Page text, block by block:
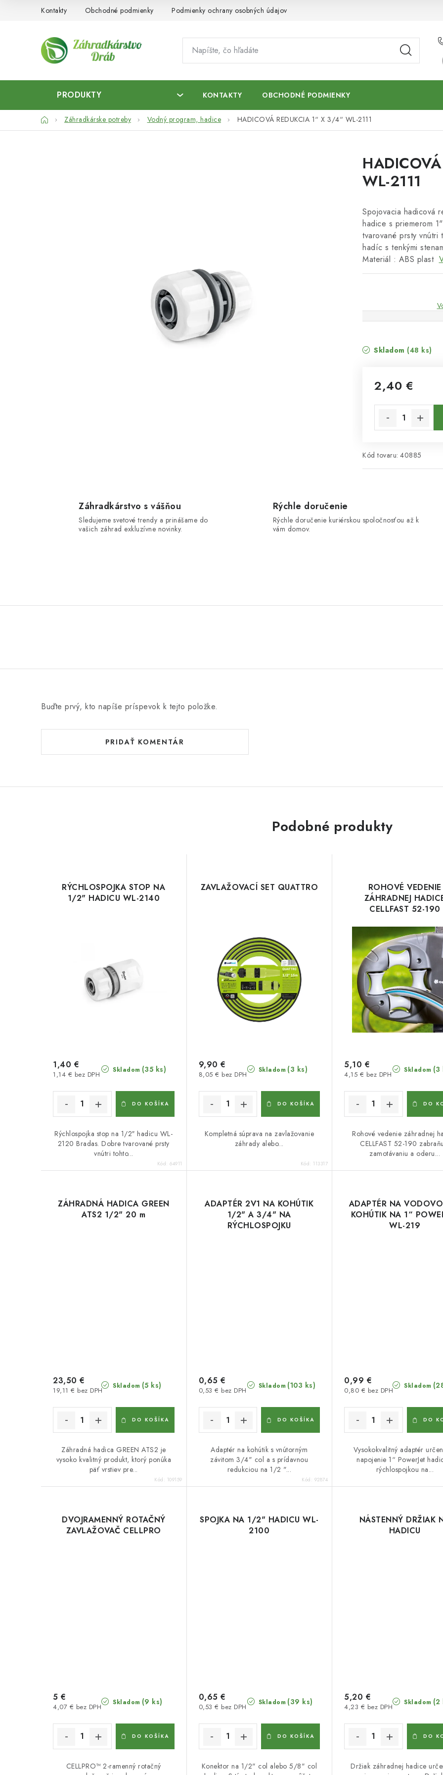
Kontakty Obchodné podmienky Podmienky ochrany osobných údajov
PRODUKTY KONTAKTY OBCHODNÉ PODMIENKY
DomovZáhradkárske potreby Vodný program, hadice HADICOVÁ REDUKCIA 1“ X 3/4“ WL-2111
WL-2111
Spojovacia hadicová
hadice s priemerom
tvarované prsty
hadíc s tenkými
Materiál : ABS plast
Skladom (48 ks)
2,40 €
Kód tovaru: 40885
Záhradkárstvo s vášňou
Sledujeme svetové trendy a prinášame do
vašich záhrad exkluzívne novinky.
Rýchle doručenie
Rýchle doručenie kuriérskou spoločnosťou až k
vám domov.
Buďte prvý, kto napíše príspevok k tejto položke.
PRIDAŤ KOMENTÁR
Podobné produkty
RÝCHLOSPOJKA STOP NA
1/2" HADICU WL-2140
Skladom (35 ks)
1,14 € bez DPH
1,40 €
DO KOŠÍKA
Rýchlospojka stop na 1/2″ hadicu WL-
2120 Bradas. Dobre tvarované prsty
vnútri tohto...
Kód: 64911
ZAVLAŽOVACÍ SET QUATTRO
Skladom (3 ks)
8,05 € bez DPH
9,90 €
DO KOŠÍKA
Kompletná súprava na zavlažovanie
záhrady alebo...
Kód: 113317
ROHOVÉ VEDENIE
ZÁHRADNEJ
CELLFAST 52-190
Skladom (3
4,15 € bez DPH
5,10 €
DO
Rohové vedenie záhradnej
CELLFAST 52-190
zamotávaniu a oderu...
ZÁHRADNÁ HADICA GREEN
ATS2 1/2" 20 m
Skladom (5 ks)
19,11 € bez DPH
23,50 €
DO KOŠÍKA
Záhradná hadica GREEN ATS2 je
vysoko kvalitný produkt, ktorý ponúka
päť vrstiev pre...
Kód: 109159
ADAPTÉR 2V1 NA KOHÚTIK
1/2" A 3/4" NA
RÝCHLOSPOJKU
Skladom (103 ks)
0,53 € bez DPH
0,65 €
DO KOŠÍKA
Adaptér na kohútik s vnútorným
závitom 3/4" col a s prídavnou
redukciou na 1/2 "...
Kód: 92874
ADAPTÉR NA
KOHÚTIK NA 1“
WL-219
Skladom
0,80 € bez DPH
0,99 €
DO
Vysokokvalitný adaptér
napojenie 1“ PowerJet
rýchlospojkou na...
DVOJRAMENNÝ ROTAČNÝ
ZAVLAŽOVAČ CELLPRO
Skladom (9 ks)
4,07 € bez DPH
5 €
DO KOŠÍKA
CELLPRO™ 2-ramenný rotačný
SPOJKA NA 1/2" HADICU WL-
2100
Skladom (39 ks)
0,53 € bez DPH
0,65 €
DO KOŠÍKA
Konektor na 1/2" col alebo 5/8" col
NÁSTENNÝ DRŽIAK
HADICU
Skladom (2
4,23 € bez DPH
5,20 €
DO
Držiak záhradnej hadice